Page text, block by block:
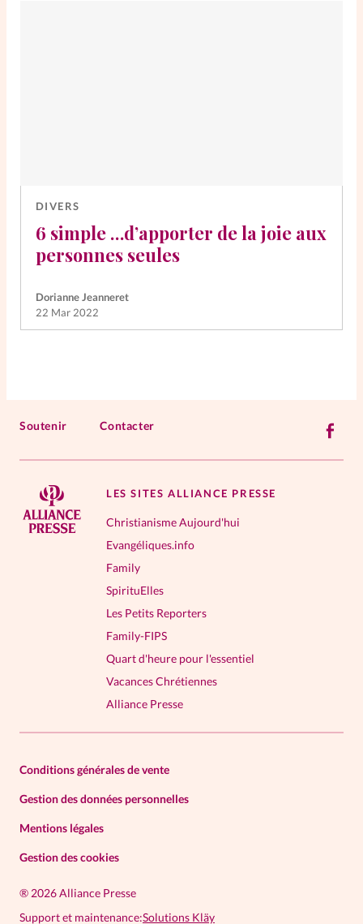
DIVERS
6 simple …d’apporter de la joie aux
personnes seules
Dorianne Jeanneret
22 Mar 2022
Soutenir Contacter
LES SITES ALLIANCE PRESSE
Christianisme Aujourd'hui
Evangéliques.info
Family
SpirituElles
Les Petits Reporters
Family-FIPS
Quart d'heure pour l'essentiel
Vacances Chrétiennes
Alliance Presse
Conditions générales de vente
Gestion des données personnelles
Mentions légales
Gestion des cookies
® 2026 Alliance Presse
Support et maintenance:Solutions Kläy